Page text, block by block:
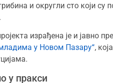
и округли сто који
израђена је и јавно
у Новом Пазару“,
у пракси